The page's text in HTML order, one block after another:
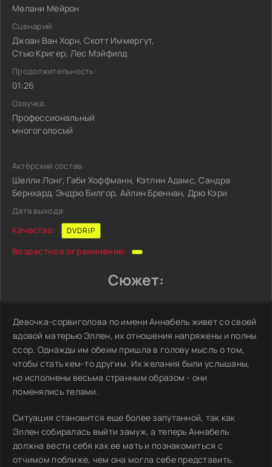
Мелани Мейрон
Сценарий:
Джоан Ван Хорн, Скотт Иммергут,
Стью Кригер, Лес Мэйфилд
Продолжительность:
01:26
Озвучка:
Профессиональный
многоголосый
Актёрский состав:
Шелли Лонг, Габи Хоффманн, Кэтлин Адамс, Сандра
Бернхард, Эндрю Билгор, Айлин Бреннан, Дрю Кэри
Дата выхода:
Качество: DVDRIP
Возрастное ограничение:
Сюжет:
Девочка-сорвиголова по имени Аннабель живет со своей
вдовой матерью Эллен, их отношения напряжены и полны
ссор. Однажды им обеим пришла в голову мысль о том,
чтобы стать кем-то другим. Их желания были услышаны,
но исполнены весьма странным образом - они
поменялись телами.
Ситуация становится еще более запутанной, так как
Эллен собиралась выйти замуж, а теперь Аннабель
должна вести себя как ее мать и познакомиться с
отчимом поближе, чем она могла себе представить.